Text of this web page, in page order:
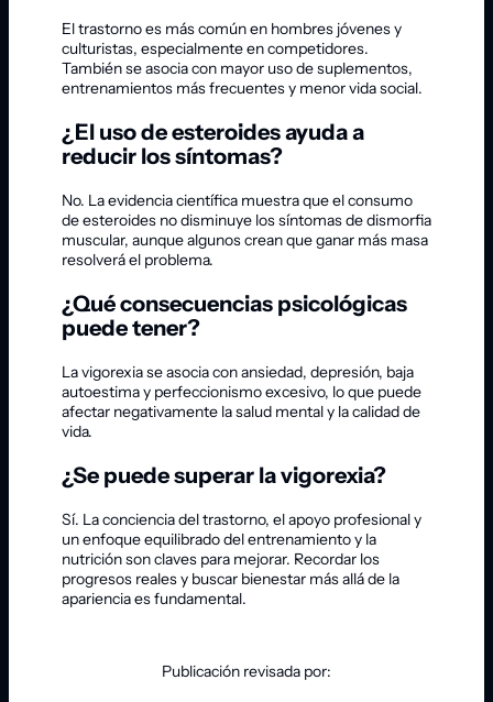
El trastorno es más común en hombres jóvenes y
culturistas, especialmente en competidores.
También se asocia con mayor uso de suplementos,
entrenamientos más frecuentes y menor vida social.
¿El uso de esteroides ayuda a
reducir los síntomas?
No. La evidencia científica muestra que el consumo
de esteroides no disminuye los síntomas de dismorfia
muscular, aunque algunos crean que ganar más masa
resolverá el problema.
¿Qué consecuencias psicológicas
puede tener?
La vigorexia se asocia con ansiedad, depresión, baja
autoestima y perfeccionismo excesivo, lo que puede
afectar negativamente la salud mental y la calidad de
vida.
¿Se puede superar la vigorexia?
Sí. La conciencia del trastorno, el apoyo profesional y
un enfoque equilibrado del entrenamiento y la
nutrición son claves para mejorar. Recordar los
progresos reales y buscar bienestar más allá de la
apariencia es fundamental.
Publicación revisada por: